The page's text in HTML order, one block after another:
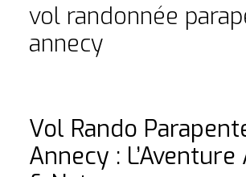
vol randonnée
annecy
Vol Rando
Annecy :